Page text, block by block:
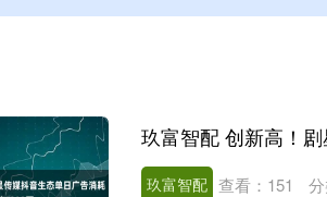
玖富智配 查看： 151 分